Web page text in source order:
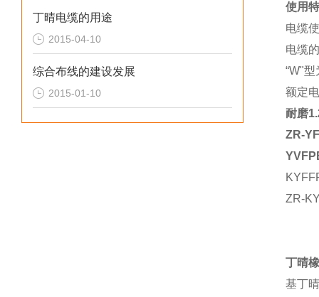
丁晴电缆的用途
2015-04-10
综合布线的建设发展
2015-01-10
使用
电缆
电缆
“W"
额定
耐磨
ZR-
ZR-
丁晴
基丁